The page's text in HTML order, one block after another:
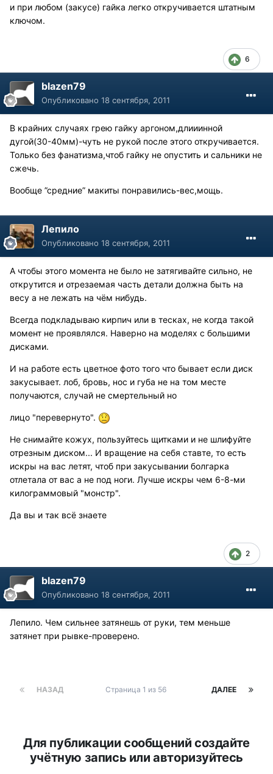
и при любом (закусе) гайка легко откручивается штатным
ключом.
6
blazen79
Опубликовано 18 сентября, 2011
В крайних случаях грею гайку аргоном,длииинной
дугой(30-40мм)-чуть не рукой после этого откручивается.
Только без фанатизма,чтоб гайку не опустить и сальники не
сжечь.
Вообще ”средние” макиты понравились-вес,мощь.
Лепило
Опубликовано 18 сентября, 2011
А чтобы этого момента не было не затягивайте сильно, не
открутится и отрезаемая часть детали должна быть на
весу а не лежать на чём нибудь.
Всегда подкладываю кирпич или в тесках, не когда такой
момент не проявлялся. Наверно на моделях с большими
дисками.
И на работе есть цветное фото того что бывает если диск
закусывает. лоб, бровь, нос и губа не на том месте
получаются, случай не смертельный но
лицо "перевернуто".
Не снимайте кожух, пользуйтесь щитками и не шлифуйте
отрезным диском... И вращение на себя ставте, то есть
искры на вас летят, чтоб при закусывании болгарка
отлетала от вас а не под ноги. Лучше искры чем 6-8-ми
килограммовый "монстр".
Да вы и так всё знаете
2
blazen79
Опубликовано 18 сентября, 2011
Лепило. Чем сильнее затянешь от руки, тем меньше
затянет при рывке-проверено.
НАЗАД ДАЛЕЕ
Страница 1 из 56
Для публикации сообщений создайте
учётную запись или авторизуйтесь